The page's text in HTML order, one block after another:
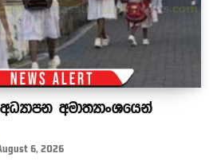
අමාත්‍යාංශයෙන්
6, 2026